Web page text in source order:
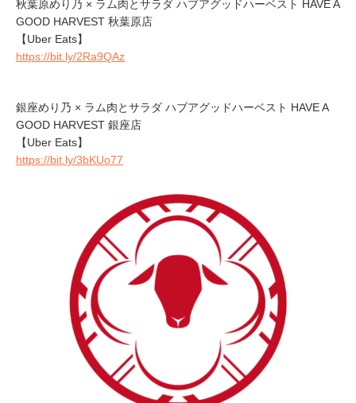
秋葉原めり乃 × ラム肉とサラダ ハブアグッドハーベスト HAVE A
GOOD HARVEST 秋葉原店
【Uber Eats】
https://bit.ly/2Ra9QAz
銀座めり乃 × ラム肉とサラダ ハブアグッドハーベスト HAVE A
GOOD HARVEST 銀座店
【Uber Eats】
https://bit.ly/3bKUo77